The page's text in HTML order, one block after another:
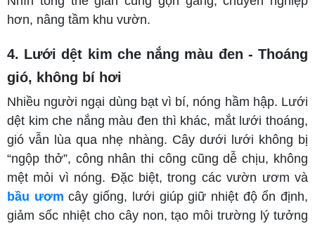
hơn, nâng tầm khu vườn.
4. Lưới dệt kim che nắng màu đen - Thoáng
gió, không bí hơi
Nhiều người ngại dùng bạt vì bí, nóng hầm hập. Lưới
dệt kim che nắng màu đen thì khác, mắt lưới thoáng,
gió vẫn lùa qua nhẹ nhàng. Cây dưới lưới không bị
“ngộp thở”, công nhân thi công cũng dễ chịu, không
mệt mỏi vì nóng. Đặc biệt, trong các vườn ươm và
bầu ươm cây giống, lưới giúp giữ nhiệt độ ổn định,
giảm sốc nhiệt cho cây non, tạo môi trường lý tưởng